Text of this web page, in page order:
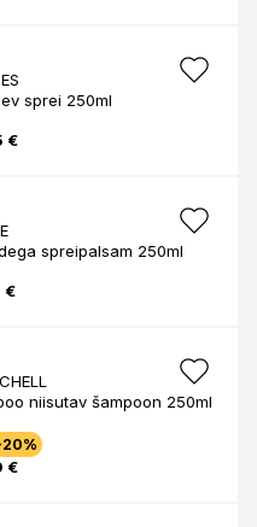
sprei 250ml
€
spreipalsam 250ml
€
niisutav šampoon 250ml
€